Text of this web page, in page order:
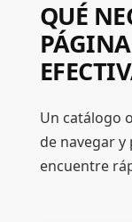
QUÉ
Un catálogo
de navegar
encuentre